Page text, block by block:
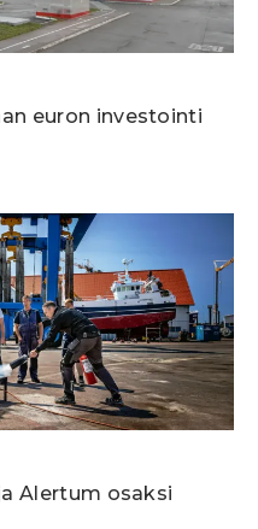
euron investointi
Alertum osaksi